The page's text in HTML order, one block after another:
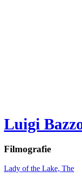
Luigi
Filmografie
Lady of the Lake, The